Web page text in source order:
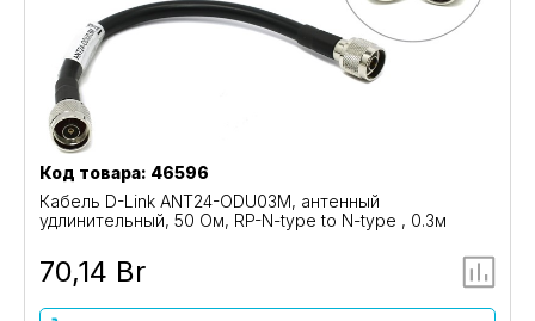
Код товара: 46596
Кабель D-Link ANT24-ODU03M, антенный
удлинительный, 50 Ом, RP-N-type to N-type , 0.3м
70,14 Br